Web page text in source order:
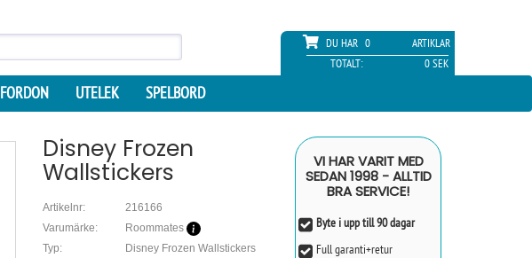
DU HAR 0
ARTIKLAR
TOTALT:
0 SEK
FORDON UTELEK SPELBORD
Disney Frozen
Wallstickers
Artikelnr:
216166
Varumärke:
Roommates
Typ:
Disney Frozen Wallstickers
VI HAR VARIT MED
SEDAN 1998 - ALLTID
BRA SERVICE!
Byte i upp till 90 dagar
Full garanti+retur